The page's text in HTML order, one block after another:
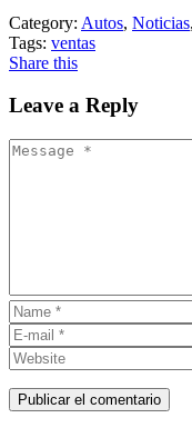
Category: Autos, Noticias,
Tags: ventas
Share this
Leave a Reply